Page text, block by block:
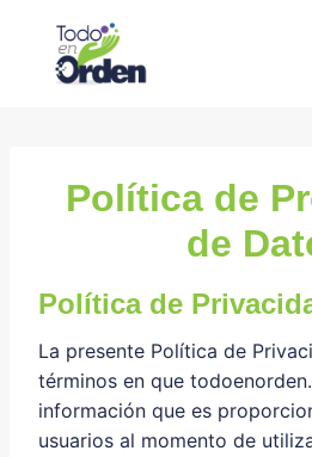
contenido
Política de
de
Política de
La presente Política de
términos en que
información que es
usuarios al momento de